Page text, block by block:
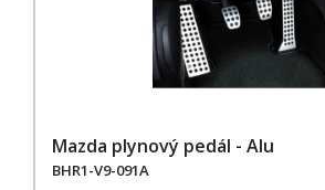
Mazda plynový pedál - Alu
BHR1-V9-091A